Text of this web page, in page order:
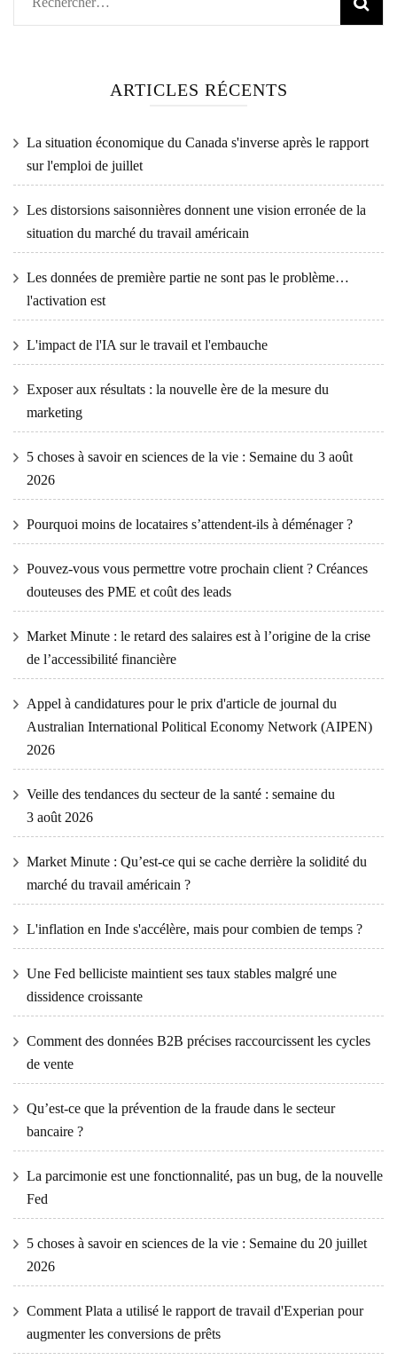
ARTICLES RÉCENTS
La situation économique du Canada s'inverse après le rapport
sur l'emploi de juillet
Les distorsions saisonnières donnent une vision erronée de la
situation du marché du travail américain
Les données de première partie ne sont pas le problème…
l'activation est
L'impact de l'IA sur le travail et l'embauche
Exposer aux résultats : la nouvelle ère de la mesure du
marketing
5 choses à savoir en sciences de la vie : Semaine du 3 août
2026
Pourquoi moins de locataires s’attendent-ils à déménager ?
Pouvez-vous vous permettre votre prochain client ? Créances
douteuses des PME et coût des leads
Market Minute : le retard des salaires est à l’origine de la crise
de l’accessibilité financière
Appel à candidatures pour le prix d'article de journal du
Australian International Political Economy Network (AIPEN)
2026
Veille des tendances du secteur de la santé : semaine du
3 août 2026
Market Minute : Qu’est-ce qui se cache derrière la solidité du
marché du travail américain ?
L'inflation en Inde s'accélère, mais pour combien de temps ?
Une Fed belliciste maintient ses taux stables malgré une
dissidence croissante
Comment des données B2B précises raccourcissent les cycles
de vente
Qu’est-ce que la prévention de la fraude dans le secteur
bancaire ?
La parcimonie est une fonctionnalité, pas un bug, de la nouvelle
Fed
5 choses à savoir en sciences de la vie : Semaine du 20 juillet
2026
Comment Plata a utilisé le rapport de travail d'Experian pour
augmenter les conversions de prêts